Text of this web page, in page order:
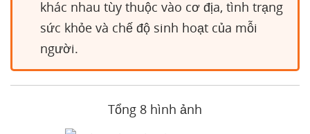
khác nhau tùy thuộc vào cơ địa, tình trạng
sức khỏe và chế độ sinh hoạt của mỗi
người.
Tổng 8 hình ảnh